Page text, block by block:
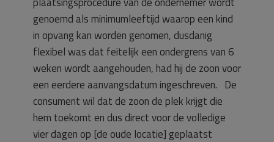
genoemd als minimumleeftijd waarop een kind
in opvang kan worden genomen, dusdanig
flexibel was dat feitelijk een ondergrens van 6
weken wordt aangehouden, had hij de zoon voor
een eerdere aanvangsdatum ingeschreven. De
consument wil dat de zoon de plek krijgt die
hem toekomt en dus direct voor de volledige
vier dagen op [de oude locatie] geplaatst